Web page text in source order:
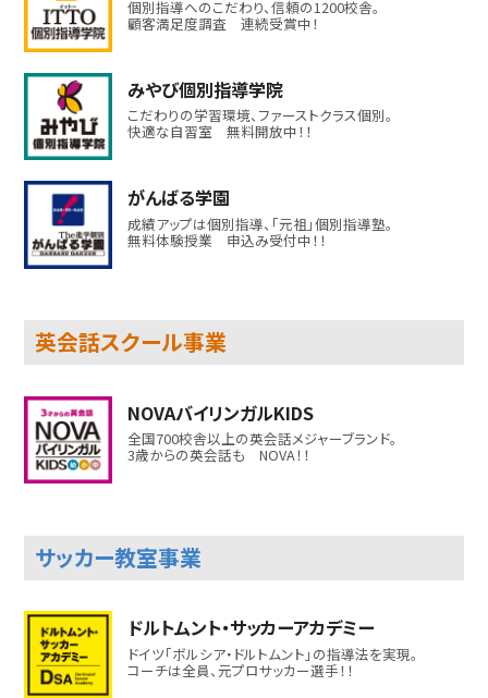
学習塾
みやび個別指導学院 富山速星校 新規開校！
2025.2.8
富山県富山市にみやび個別指導学院 富山
速星校が新規開校しました！
電話番号：076-482-6267
ITTO個別指導学院 小松島校 新規開校！
松島校が新規開校しました！
住所：徳島県小松島市横須町12-75
電話番号：0885-35-2330
みやび個別指導学院 滋賀甲賀校 新規開校！
滋賀県甲賀市にみやび個別指導学院 滋賀
甲賀校が新規開校しました！
個別指導へのこだわり、信頼の1200校舎。
顧客満足度調査 連続受賞中！
みやび個別指導学院
こだわりの学習環境、ファーストクラス個別。
快適な自習室 無料開放中！！
がんばる学園
成績アップは個別指導、「元祖」個別指導塾。
無料体験授業 申込み受付中！！
英会話スクール事業
NOVAバイリンガルKIDS
全国700校舎以上の英会話メジャーブランド。
3歳からの英会話も NOVA！！
サッカー教室事業
ドルトムント・サッカーアカデミー
ドイツ「ボルシア・ドルトムント」の指導法を実現。
コーチは全員、元プロサッカー選手！！